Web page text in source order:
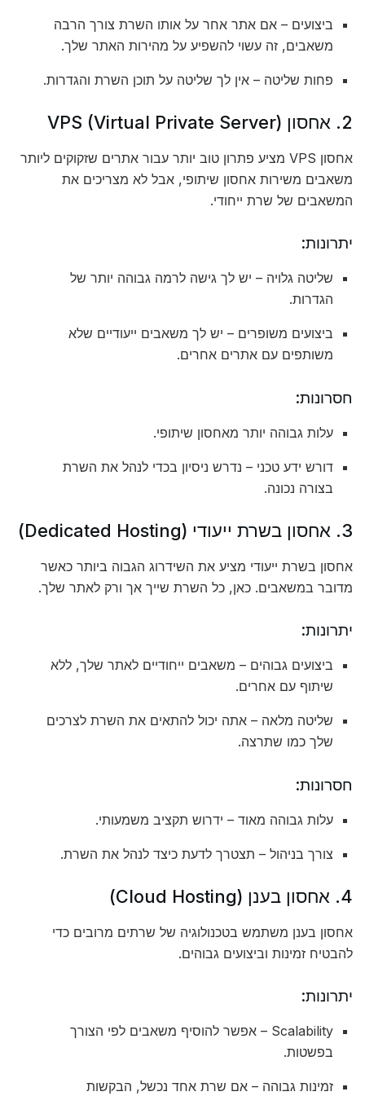
ביצועים – אם אתר אחר על אותו השרת צורך הרבה
משאבים, זה עשוי להשפיע על מהירות האתר שלך.
פחות שליטה – אין לך שליטה על תוכן השרת והגדרות.
2. אחסון VPS (Virtual Private Server)
אחסון VPS מציע פתרון טוב יותר עבור אתרים שזקוקים ליותר
משאבים משירות אחסון שיתופי, אבל לא מצריכים את
המשאבים של שרת ייחודי.
יתרונות:
שליטה גלויה – יש לך גישה לרמה גבוהה יותר של
הגדרות.
ביצועים משופרים – יש לך משאבים ייעודיים שלא
משותפים עם אתרים אחרים.
חסרונות:
עלות גבוהה יותר מאחסון שיתופי.
דורש ידע טכני – נדרש ניסיון בכדי לנהל את השרת
בצורה נכונה.
3. אחסון בשרת ייעודי (Dedicated Hosting)
אחסון בשרת ייעודי מציע את השידרוג הגבוה ביותר כאשר
מדובר במשאבים. כאן, כל השרת שייך אך ורק לאתר שלך.
יתרונות:
ביצועים גבוהים – משאבים ייחודיים לאתר שלך, ללא
שיתוף עם אחרים.
שליטה מלאה – אתה יכול להתאים את השרת לצרכים
שלך כמו שתרצה.
חסרונות:
עלות גבוהה מאוד – ידרוש תקציב משמעותי.
צורך בניהול – תצטרך לדעת כיצד לנהל את השרת.
4. אחסון בענן (Cloud Hosting)
אחסון בענן משתמש בטכנולוגיה של שרתים מרובים כדי
להבטיח זמינות וביצועים גבוהים.
יתרונות:
Scalability – אפשר להוסיף משאבים לפי הצורך
בפשטות.
זמינות גבוהה – אם שרת אחד נכשל, הבקשות